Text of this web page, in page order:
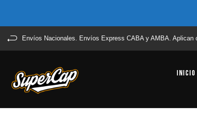
Envíos Nacionales. Envíos Express CABA y AMBA. Aplican
Inicio